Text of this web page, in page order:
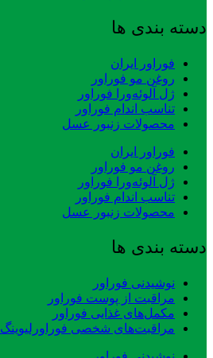
دسته بندی ها
فوراور ایران
روغن مو فوراور
ژل آلوئه‌ورا فوراور
تناسب اندام فوراور
محصولات زنبور عسل
فوراور ایران
روغن مو فوراور
ژل آلوئه‌ورا فوراور
تناسب اندام فوراور
محصولات زنبور عسل
دسته بندی ها
نوشیدنی فوراور
مراقبت از پوست فوراور
مکمل‌های غذایی فوراور
مراقبت‌های شخصی فوراورلیوینگ